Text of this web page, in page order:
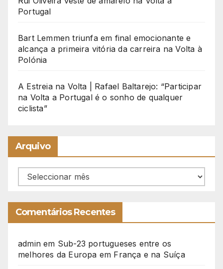
Portugal
Bart Lemmen triunfa em final emocionante e
alcança a primeira vitória da carreira na Volta à
Polónia
A Estreia na Volta | Rafael Baltarejo: “Participar
na Volta a Portugal é o sonho de qualquer
ciclista”
Arquivo
Arquivo
Comentários Recentes
admin em Sub-23 portugueses entre os
melhores da Europa em França e na Suíça